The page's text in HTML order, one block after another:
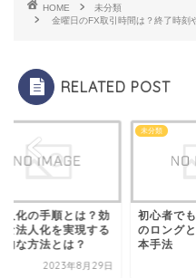
HOME
未分類
金曜日のFX取引時間は？終了時刻
RELATED POST
化の手順とは？効
な法人化を実現する
的な方法とは？
2023年8月29日
未分類
初心者で
のロング
本手法